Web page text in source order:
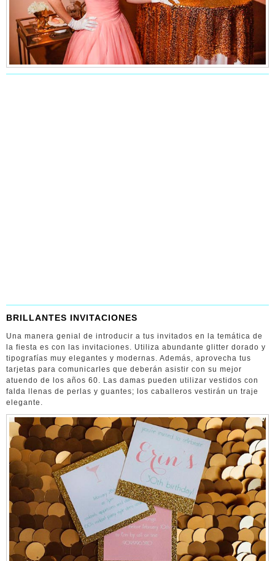
BRILLANTES INVITACIONES
Una manera genial de introducir a tus invitados en la temática de
la fiesta es con las invitaciones. Utiliza abundante glitter dorado y
tipografías muy elegantes y modernas. Además, aprovecha tus
tarjetas para comunicarles que deberán asistir con su mejor
atuendo de los años 60. Las damas pueden utilizar vestidos con
falda llenas de perlas y guantes; los caballeros vestirán un traje
elegante.